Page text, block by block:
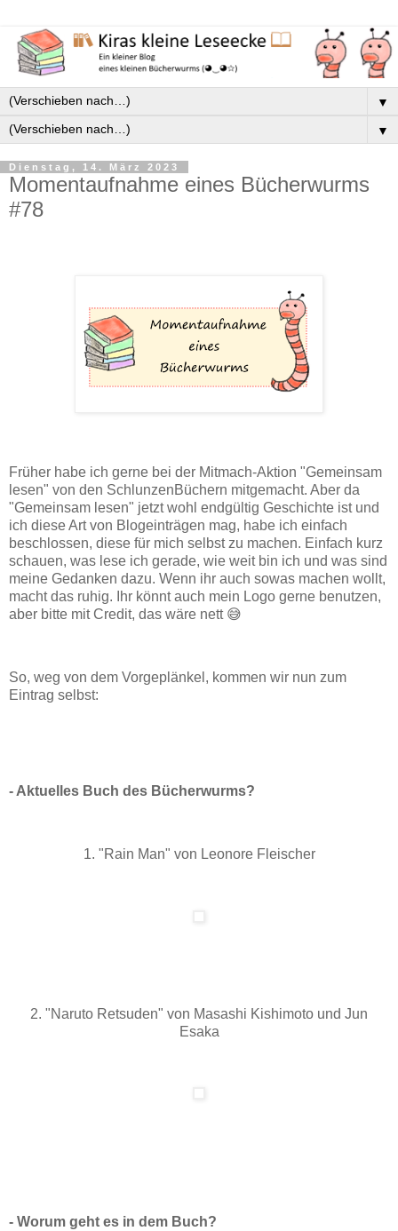
▼
▼
Dienstag, 14. März 2023
Momentaufnahme eines Bücherwurms
#78
Früher habe ich gerne bei der Mitmach-Aktion "Gemeinsam
lesen" von den SchlunzenBüchern mitgemacht. Aber da
"Gemeinsam lesen" jetzt wohl endgültig Geschichte ist und
ich diese Art von Blogeinträgen mag, habe ich einfach
beschlossen, diese für mich selbst zu machen. Einfach kurz
schauen, was lese ich gerade, wie weit bin ich und was sind
meine Gedanken dazu. Wenn ihr auch sowas machen wollt,
macht das ruhig. Ihr könnt auch mein Logo gerne benutzen,
aber bitte mit Credit, das wäre nett 😅
So, weg von dem Vorgeplänkel, kommen wir nun zum
Eintrag selbst:
- Aktuelles Buch des Bücherwurms?
1. "Rain Man" von Leonore Fleischer
2. "Naruto Retsuden" von Masashi Kishimoto und Jun
Esaka
- Worum geht es in dem Buch?